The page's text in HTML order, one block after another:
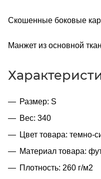
Скошенные боковые
Манжет из основной
Размер: S
Вес: 340
Цвет товара: темно-
Материал товара:
Плотность: 260 г/м2